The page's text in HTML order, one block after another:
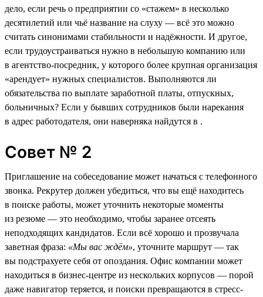
дело, если речь о предприятии со «стажем» в несколько
десятилетий или чьё название на слуху — всё это можно
считать синонимами стабильности и надёжности. И другое,
если трудоустраиваться нужно в небольшую компанию или
в агентство-посредник, у которого более крупная организация
«арендует» нужных специалистов. Выполняются ли
обязательства по выплате заработной платы, отпускных,
больничных? Если у бывших сотрудников были нарекания
в адрес работодателя, они наверняка найдутся в .
Совет № 2
Приглашение на собеседование может начаться с телефонного
звонка. Рекрутер должен убедиться, что вы ещё находитесь
в поиске работы, может уточнить некоторые моменты
из резюме — это необходимо, чтобы заранее отсеять
неподходящих кандидатов. Если всё хорошо и прозвучала
заветная фраза: «Мы вас ждём», уточните маршрут — так
вы подстрахуете себя от опоздания. Офис компании может
находиться в бизнес-центре из нескольких корпусов — порой
даже навигатор теряется, и поиски превращаются в стресс-